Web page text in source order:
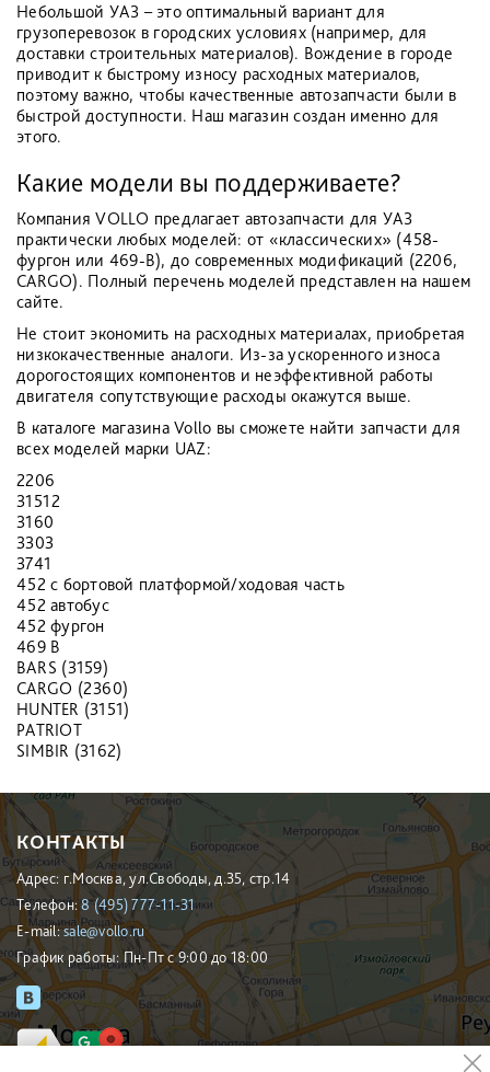
Небольшой УАЗ – это оптимальный вариант для
грузоперевозок в городских условиях (например, для
доставки строительных материалов). Вождение в городе
приводит к быстрому износу расходных материалов,
поэтому важно, чтобы качественные автозапчасти были в
быстрой доступности. Наш магазин создан именно для
этого.
Какие модели вы поддерживаете?
Компания VOLLO предлагает автозапчасти для УАЗ
практически любых моделей: от «классических» (458-
фургон или 469-В), до современных модификаций (2206,
CARGO). Полный перечень моделей представлен на нашем
сайте.
Не стоит экономить на расходных материалах, приобретая
низкокачественные аналоги. Из-за ускоренного износа
дорогостоящих компонентов и неэффективной работы
двигателя сопутствующие расходы окажутся выше.
В каталоге магазина Vollo вы сможете найти запчасти для
всех моделей марки UAZ:
2206
31512
3160
3303
3741
452 c бортовой платформой/ходовая часть
452 автобус
452 фургон
469 B
BARS (3159)
CARGO (2360)
HUNTER (3151)
PATRIOT
SIMBIR (3162)
КОНТАКТЫ
Адрес: г.Москва, ул.Свободы, д.35, стр.14
Телефон:8 (495) 777-11-31
E-mail:sale@vollo.ru
График работы: Пн-Пт с 9:00 до 18:00